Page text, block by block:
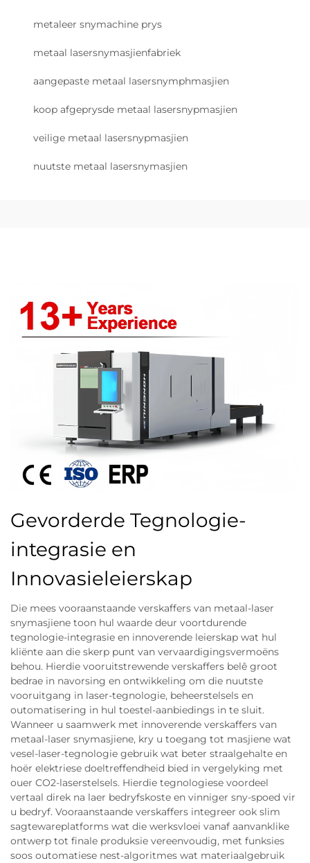
metaleer snymachine prys
metaal lasersnymasjienfabriek
aangepaste metaal lasersnymphmasjien
koop afgeprysde metaal lasersnypmasjien
veilige metaal lasersnypmasjien
nuutste metaal lasersnymasjien
Gevorderde Tegnologie-
integrasie en
Innovasieleierskap
Die mees vooraanstaande verskaffers van metaal-laser
snymasjiene toon hul waarde deur voortdurende
tegnologie-integrasie en innoverende leierskap wat hul
kliënte aan die skerp punt van vervaardigingsvermoëns
behou. Hierdie vooruitstrewende verskaffers belê groot
bedrae in navorsing en ontwikkeling om die nuutste
vooruitgang in laser-tegnologie, beheerstelsels en
outomatisering in hul toestel-aanbiedings in te sluit.
Wanneer u saamwerk met innoverende verskaffers van
metaal-laser snymasjiene, kry u toegang tot masjiene wat
vesel-laser-tegnologie gebruik wat beter straalgehalte en
hoër elektriese doeltreffendheid bied in vergelyking met
ouer CO2-laserstelsels. Hierdie tegnologiese voordeel
vertaal direk na laer bedryfskoste en vinniger sny-spoed vir
u bedryf. Vooraanstaande verskaffers integreer ook slim
sagtewareplatforms wat die werksvloei vanaf aanvanklike
ontwerp tot finale produksie vereenvoudig, met funksies
soos outomatiese nest-algoritmes wat materiaalgebruik